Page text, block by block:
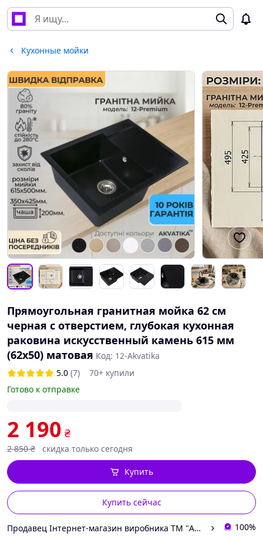
Кухонные мойки
Прямоугольная гранитная мойка 62 см
черная с отверстием, глубокая кухонная
раковина искусственный камень 615 мм
(62х50) матовая Код: 12-Akvatika
5.0 (7)
70+ купили
Готово к отправке
2 190 ₴
2 850 ₴ скидка только сегодня
Купить сейчас
Купить
Продавец Інтернет-магазин виробника ТМ "AKVATIKA" 100%